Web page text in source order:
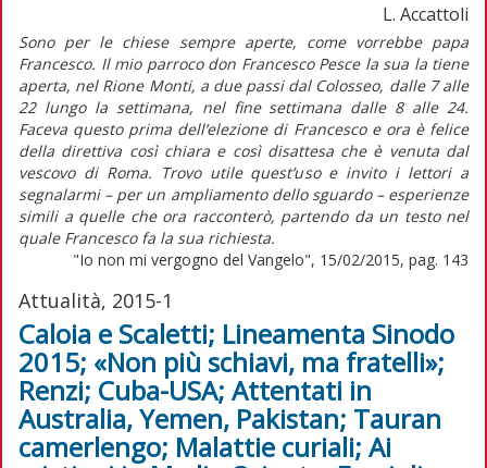
L. Accattoli
Sono per le chiese sempre aperte, come vorrebbe papa
Francesco. Il mio parroco don Francesco Pesce la sua la tiene
aperta, nel Rione Monti, a due passi dal Colosseo, dalle 7 alle
22 lungo la settimana, nel fine settimana dalle 8 alle 24.
Faceva questo prima dell’elezione di Francesco e ora è felice
della direttiva così chiara e così disattesa che è venuta dal
vescovo di Roma. Trovo utile quest’uso e invito i lettori a
segnalarmi – per un ampliamento dello sguardo – esperienze
simili a quelle che ora racconterò, partendo da un testo nel
quale Francesco fa la sua richiesta.
"Io non mi vergogno del Vangelo", 15/02/2015, pag. 143
Attualità, 2015-1
Caloia e Scaletti; Lineamenta Sinodo
2015; «Non più schiavi, ma fratelli»;
Renzi; Cuba-USA; Attentati in
Australia, Yemen, Pakistan; Tauran
camerlengo; Malattie curiali; Ai